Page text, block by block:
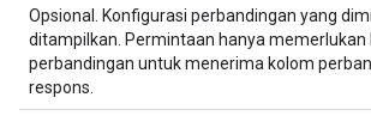
Opsional. Konfigurasi perbandingan yang
ditampilkan. Permintaan hanya memerlukan
perbandingan untuk menerima kolom
respons.